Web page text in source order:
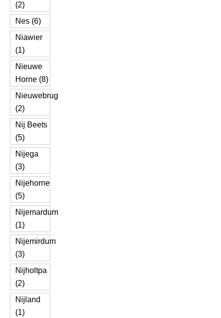
(2)
Nes (6)
Niawier
(1)
Nieuwe
Horne (8)
Nieuwebrug
(2)
Nij Beets
(5)
Nijega
(3)
Nijehorne
(5)
Nijemardum
(1)
Nijemirdum
(3)
Nijholtpa
(2)
Nijland
(1)